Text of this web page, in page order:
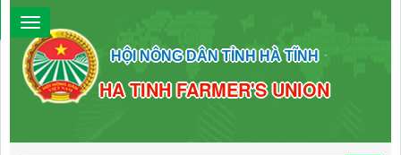
HỘI NÔNG DÂN TỈNH HÀ TĨNH
HA TINH FARMER'S UNION